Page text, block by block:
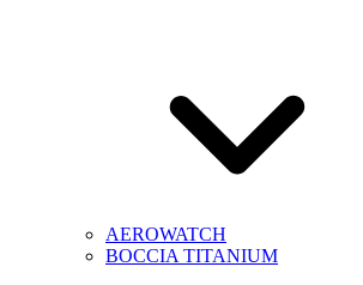
AEROWATCH
BOCCIA TITANIUM